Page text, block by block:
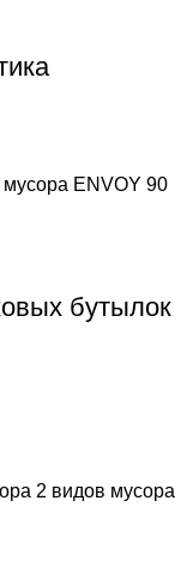
бутылок